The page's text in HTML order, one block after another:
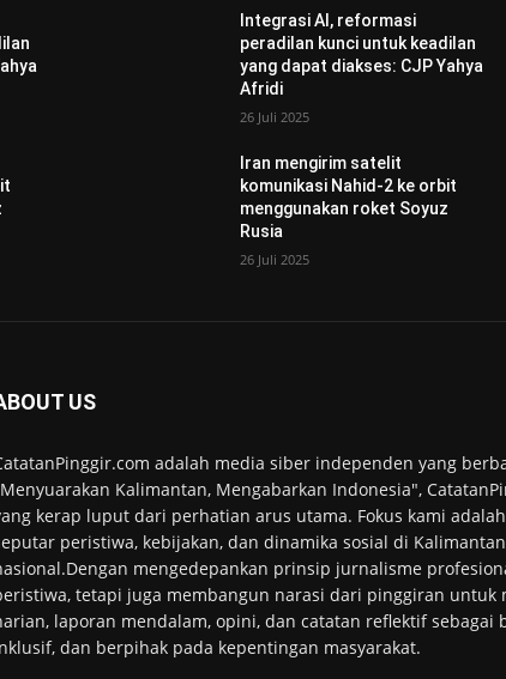
Integrasi AI, reformasi
peradilan kunci untuk keadilan
yang dapat diakses: CJP Yahya
Afridi
26 Juli 2025
Iran mengirim satelit
komunikasi Nahid-2 ke orbit
menggunakan roket Soyuz
Rusia
26 Juli 2025
US
adalah media siber independen yang
Kalimantan, Mengabarkan Indonesia",
kerap luput dari perhatian arus utama. Fokus kami
peristiwa, kebijakan, dan dinamika sosial di
mengedepankan prinsip jurnalisme
tetapi juga membangun narasi dari pinggiran untuk
laporan mendalam, opini, dan catatan reflektif
dan berpihak pada kepentingan masyarakat.